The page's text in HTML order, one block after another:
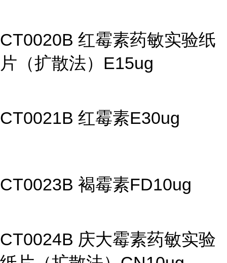
CT0020B 红霉素药敏实验纸
片（扩散法）E15ug
CT0021B 红霉素E30ug
CT0023B 褐霉素FD10ug
CT0024B 庆大霉素药敏实验